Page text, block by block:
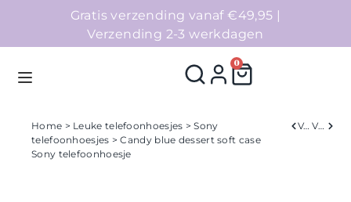
Gratis verzending vanaf €49,95 |
Verzending 2-3 werkdagen
0
Homepage
Home > Leuke telefoonhoesjes >Sony
telefoonhoesjes > Candy blue dessert soft case
Sony telefoonhoesje
Verleden Volgend